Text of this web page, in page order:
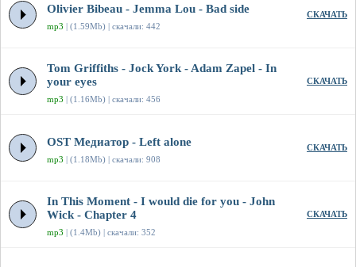
Olivier Bibeau - Jemma Lou - Bad side
mp3 | (1.59Mb) | скачали: 442
СКАЧАТЬ
Tom Griffiths - Jock York - Adam Zapel - In
your eyes
mp3 | (1.16Mb) | скачали: 456
СКАЧАТЬ
OST Медиатор - Left alone
mp3 | (1.18Mb) | скачали: 908
СКАЧАТЬ
In This Moment - I would die for you - John
Wick - Chapter 4
mp3 | (1.4Mb) | скачали: 352
СКАЧАТЬ